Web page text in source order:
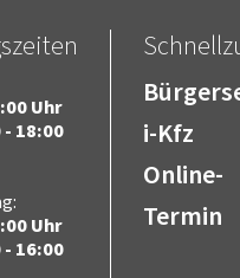
im Landkreis
Dahme-Spreewald
im Bereich
& Arbeit
Uhr
- 18:00
Uhr
- 16:00
i-Kfz
Online-
Termin